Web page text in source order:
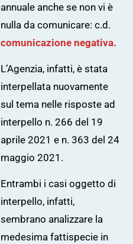
annuale anche se non vi è
nulla da comunicare: c.d.
comunicazione negativa.
L’Agenzia, infatti, è stata
interpellata nuovamente
sul tema nelle risposte ad
interpello n. 266 del 19
aprile 2021 e n. 363 del 24
maggio 2021 .
Entrambi i casi oggetto di
interpello, infatti,
sembrano analizzare la
medesima fattispecie in